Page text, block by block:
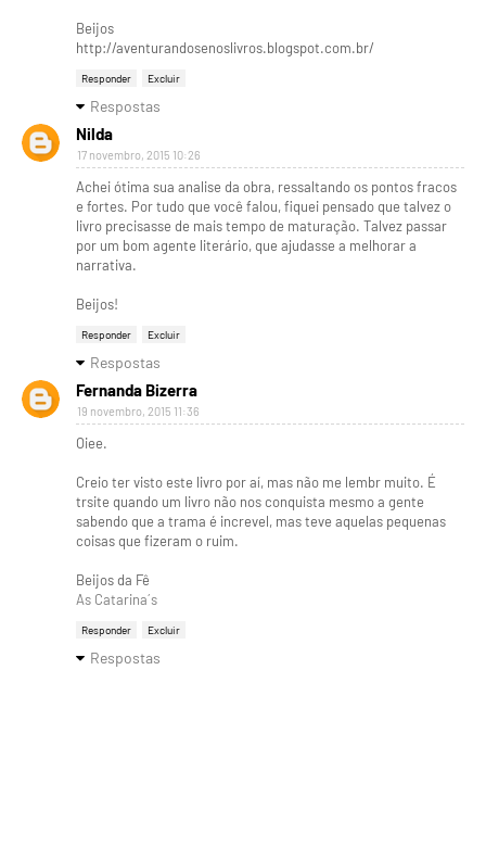
Beijos
http://aventurandosenoslivros.blogspot.com.br/
Responder Excluir
Respostas
Nilda
17 novembro, 2015 10:26
Achei ótima sua analise da obra, ressaltando os pontos fracos
e fortes. Por tudo que você falou, fiquei pensado que talvez o
livro precisasse de mais tempo de maturação. Talvez passar
por um bom agente literário, que ajudasse a melhorar a
narrativa.
Beijos!
Responder Excluir
Respostas
Fernanda Bizerra
19 novembro, 2015 11:36
Oiee.
Creio ter visto este livro por aí, mas não me lembr muito. É
trsite quando um livro não nos conquista mesmo a gente
sabendo que a trama é increvel, mas teve aquelas pequenas
coisas que fizeram o ruim.
Beijos da Fê
As Catarina´s
Responder Excluir
Respostas